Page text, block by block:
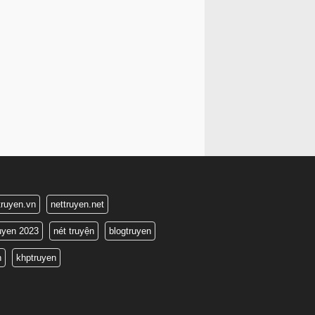
nettruyen.net
2023 nét truyện blogtruyen
khptruyen